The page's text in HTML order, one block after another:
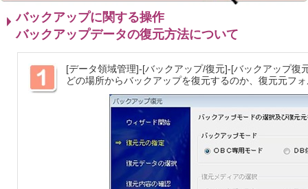
バックアップに関する操作
バックアップデータの復元方法について
[データ領域管理]-[バックアップ/復元]-[バックアップ復
どの場所からバックアップを復元するのか、復元元フ